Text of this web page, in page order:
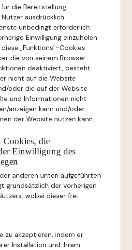
die Bereitstellung
ausdrücklich
unbedingt erforderlich
Einwilligung einzuholen.
„Funktions"-Cookies
die von seinem Browser
deaktiviert, besteht
nicht auf die Website
oder die auf der Website
und Informationen nicht
anzeigen kann und/oder
der Website nutzen kann.
Cookies, die
Einwilligung des
anderen unten aufgeführten
grundsätzlich der vorherigen
wobei dieser frei
zu akzeptieren, indem er
Installation und ihrem